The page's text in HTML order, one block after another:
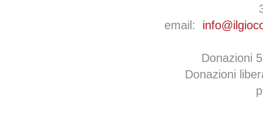
email:
Donazioni
Donazioni